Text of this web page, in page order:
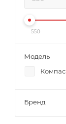
550
Модель
Компас
Бренд